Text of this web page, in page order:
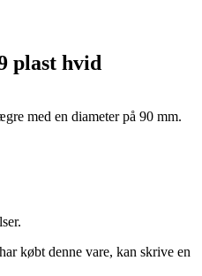
plast hvid
med en diameter på 90 mm.
købt denne vare, kan skrive en